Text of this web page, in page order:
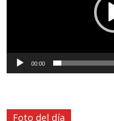
00:00
Foto del día